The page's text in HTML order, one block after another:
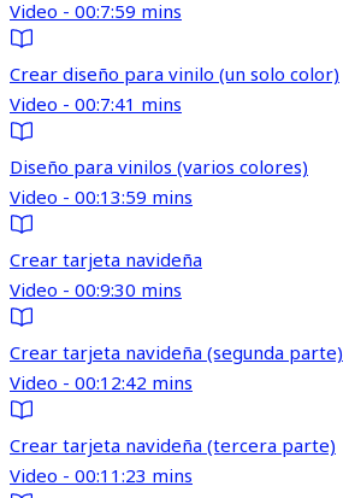
Video - 00:7:59 mins
Crear diseño para vinilo (un solo color)
Video - 00:7:41 mins
Diseño para vinilos (varios colores)
Video - 00:13:59 mins
Crear tarjeta navideña
Video - 00:9:30 mins
Crear tarjeta navideña (segunda parte)
Video - 00:12:42 mins
Crear tarjeta navideña (tercera parte)
Video - 00:11:23 mins